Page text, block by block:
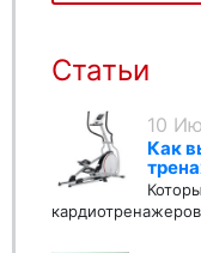
Статьи
10
Как